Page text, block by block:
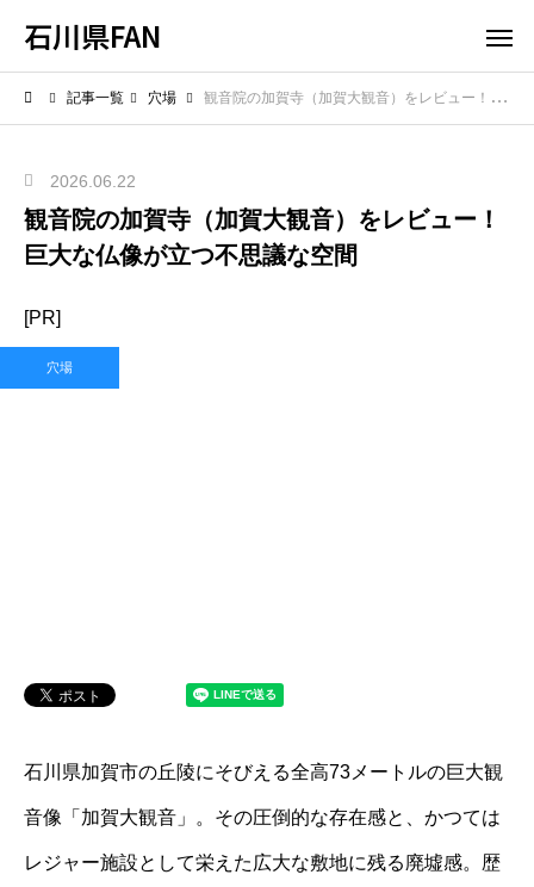
石川県FAN
記事一覧 穴場 観音院の加賀寺（加賀大観音）をレビュー！巨大な仏像が立つ不思議な空間
2026.06.22
観音院の加賀寺（加賀大観音）をレビュー！
巨大な仏像が立つ不思議な空間
[PR]
穴場
石川県加賀市の丘陵にそびえる全高73メートルの巨大観
音像「加賀大観音」。その圧倒的な存在感と、かつては
レジャー施設として栄えた広大な敷地に残る廃墟感。歴